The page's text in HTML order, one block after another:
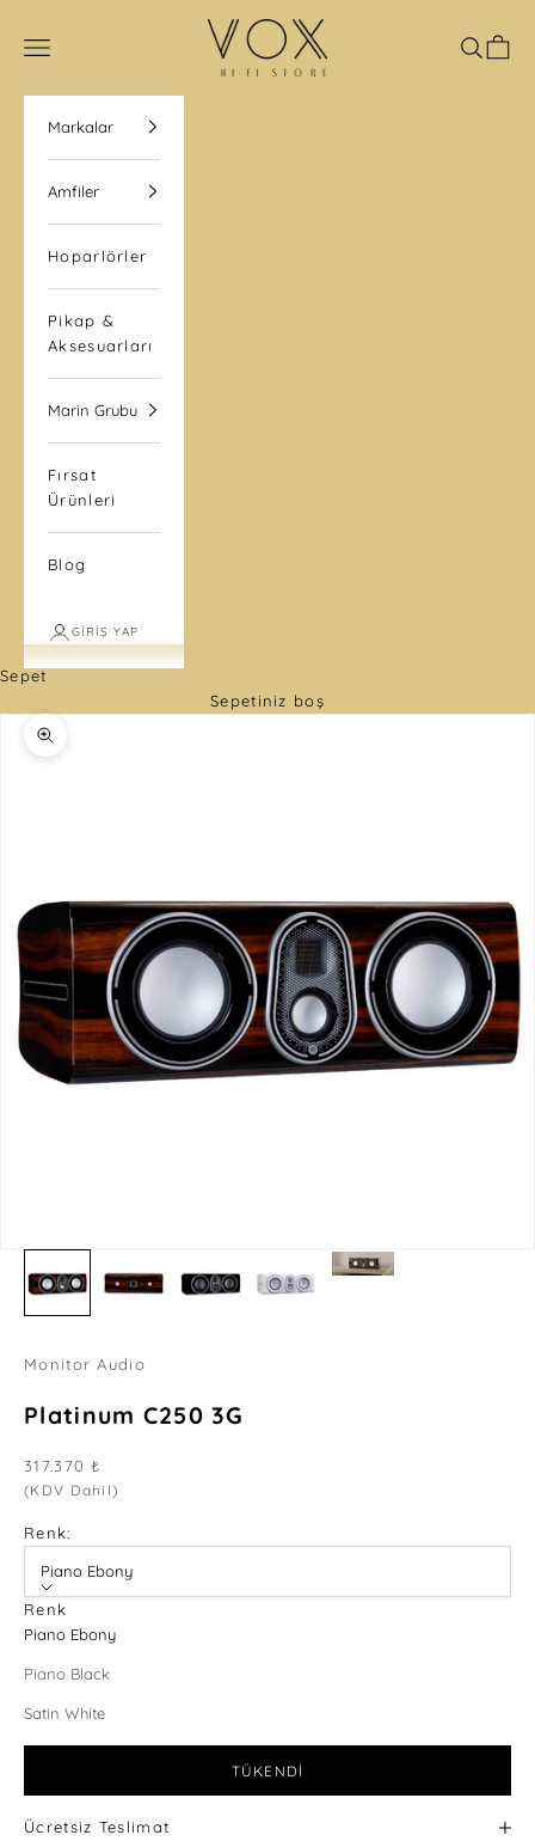
VOX Hi-Fi Store
Navigasyon menüsünü aç
Markalar
Amfiler
Hoparlörler
Pikap &
Aksesuarları
Marin Grubu
Fırsat
Ürünleri
Blog
GIRIŞ YAP
Sepet
Sepetiniz boş
Yakınlaştır
Monitor Audio
Platinum C250 3G
İndirimli fiyat
317.370 ₺
(KDV Dahil)
Renk:
Piano Ebony
Renk
Piano Ebony
Piano Black
Satin White
TÜKENDI
Ücretsiz Teslimat